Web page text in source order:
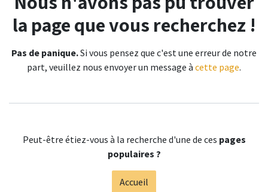
la page que vous recherchez !
Pas de panique.Si vous pensez que c'est une erreur de notre
part, veuillez nous envoyer un message à cette page.
Peut-être étiez-vous à la recherche d'une de ces pages
populaires ?
Accueil